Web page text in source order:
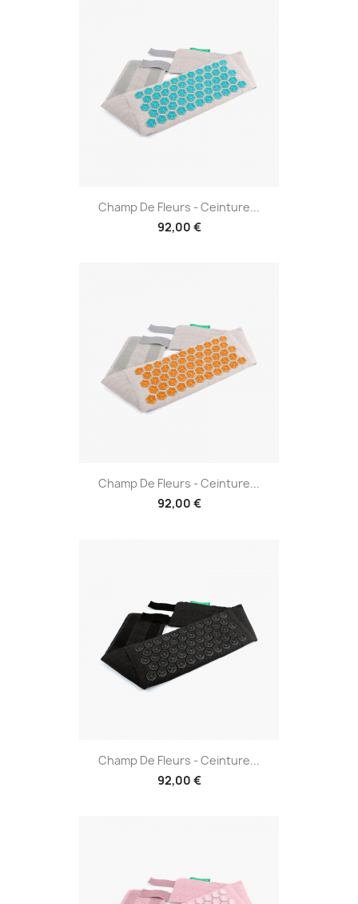
Champ De Fleurs - Ceinture...
92,00 €
Champ De Fleurs - Ceinture...
92,00 €
Champ De Fleurs - Ceinture...
92,00 €